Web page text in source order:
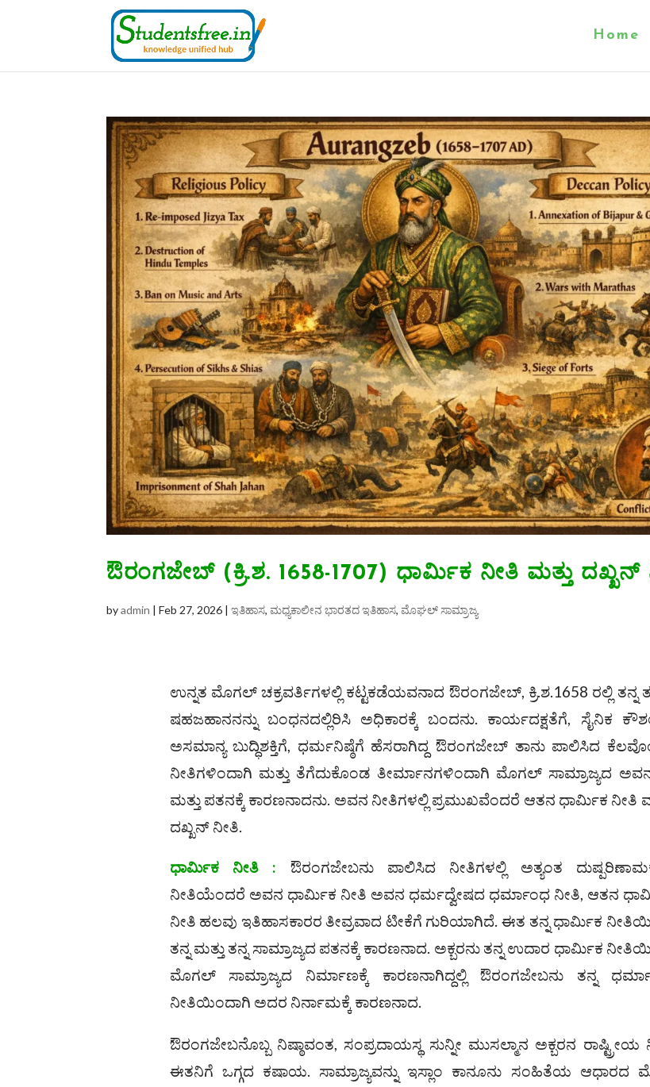
Home
ಔರಂಗಜೇಬ್ (ಕ್ರಿ.ಶ. 1658-1707) ಧಾರ್ಮಿಕ ನೀತಿ ಮತ್ತು ದಖ್ಖನ್
byadmin |Feb 27, 2026 |ಇತಿಹಾಸ,ಮಧ್ಯಕಾಲೀನ ಭಾರತದ ಇತಿಹಾಸ,ಮೊಘಲ್‌ ಸಾಮ್ರಾಜ್ಯ
ಉನ್ನತ ಮೊಗಲ್ ಚಕ್ರವರ್ತಿಗಳಲ್ಲಿ ಕಟ್ಟಕಡೆಯವನಾದ ಔರಂಗಜೇಬ್, ಕ್ರಿ.ಶ.1658 ರಲ್ಲಿ ತನ್ನ
ಷಹಜಹಾನನನ್ನು ಬಂಧನದಲ್ಲಿರಿಸಿ ಅಧಿಕಾರಕ್ಕೆ ಬಂದನು. ಕಾರ್ಯದಕ್ಷತೆಗೆ, ಸೈನಿಕ
ಅಸಮಾನ್ಯ ಬುದ್ಧಿಶಕ್ತಿಗೆ, ಧರ್ಮನಿಷ್ಠೆಗೆ ಹೆಸರಾಗಿದ್ದ ಔರಂಗಜೇಬ್ ತಾನು ಪಾಲಿಸಿದ
ನೀತಿಗಳಿಂದಾಗಿ ಮತ್ತು ತೆಗೆದುಕೊಂಡ ತೀರ್ಮಾನಗಳಿಂದಾಗಿ ಮೊಗಲ್ ಸಾಮ್ರಾಜ್ಯದ
ಮತ್ತು ಪತನಕ್ಕೆ ಕಾರಣನಾದನು. ಅವನ ನೀತಿಗಳಲ್ಲಿ ಪ್ರಮುಖವೆಂದರೆ ಆತನ ಧಾರ್ಮಿಕ ನೀತಿ
ದಖ್ಖನ್ ನೀತಿ.
ಧಾರ್ಮಿಕ ನೀತಿ : ಔರಂಗಜೇಬನು ಪಾಲಿಸಿದ ನೀತಿಗಳಲ್ಲಿ ಅತ್ಯಂತ
ನೀತಿಯೆಂದರೆ ಅವನ ಧಾರ್ಮಿಕ ನೀತಿ ಅವನ ಧರ್ಮದ್ವೇಷದ ಧರ್ಮಾಂಧ ನೀತಿ, ಆತನ
ನೀತಿ ಹಲವು ಇತಿಹಾಸಕಾರರ ತೀವ್ರವಾದ ಟೀಕೆಗೆ ಗುರಿಯಾಗಿದೆ. ಈತ ತನ್ನ ಧಾರ್ಮಿಕ
ತನ್ನ ಮತ್ತು ತನ್ನ ಸಾಮ್ರಾಜ್ಯದ ಪತನಕ್ಕೆ ಕಾರಣನಾದ. ಅಕ್ಬರನು ತನ್ನ ಉದಾರ ಧಾರ್ಮಿಕ
ಮೊಗಲ್ ಸಾಮ್ರಾಜ್ಯದ ನಿರ್ಮಾಣಕ್ಕೆ ಕಾರಣನಾಗಿದ್ದಲ್ಲಿ ಔರಂಗಜೇಬನು ತನ್ನ
ನೀತಿಯಿಂದಾಗಿ ಅದರ ನಿರ್ನಾಮಕ್ಕೆ ಕಾರಣನಾದ.
ಔರಂಗಜೇಬನೊಬ್ಬ ನಿಷ್ಠಾವಂತ, ಸಂಪ್ರದಾಯಸ್ಥ ಸುನ್ನೀ ಮುಸಲ್ಮಾನ ಅಕ್ಬರನ ರಾಷ್ಟ್ರೀಯ
ಈತನಿಗೆ ಒಗ್ಗದ ಕಷಾಯ. ಸಾಮ್ರಾಜ್ಯವನ್ನು ಇಸ್ಲಾಂ ಕಾನೂನು ಸಂಹಿತೆಯ ಆಧಾರದ